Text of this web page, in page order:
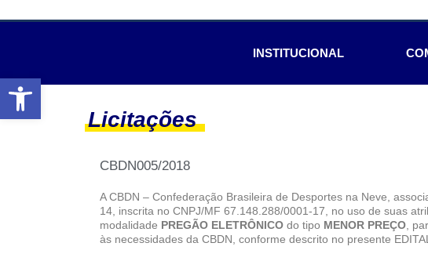
Abrir a barra de ferramentas
INSTITUCIONAL
Licitações
CBDN005/2018
A CBDN – Confederação Brasileira de Desportes na Neve,
14, inscrita no CNPJ/MF 67.148.288/0001-17, no uso de suas
modalidade PREGÃO ELETRÔNICO do tipo MENOR PREÇO ,
às necessidades da CBDN, conforme descrito no presente